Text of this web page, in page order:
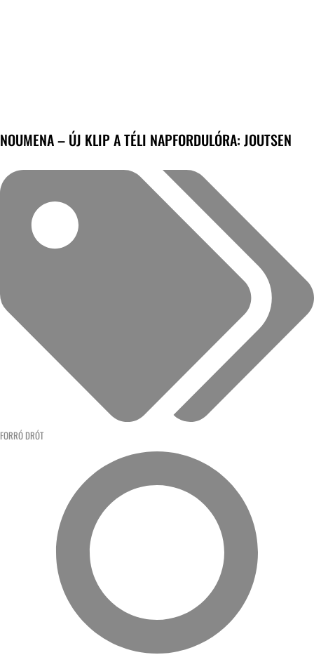
NOUMENA – ÚJ KLIP A TÉLI NAPFORDULÓRA: JOUTSEN
FORRÓ DRÓT